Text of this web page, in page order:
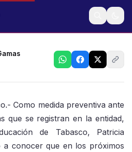
en el suministro eléctrico
Como medida preventiva ante
que se registran en la entidad,
de Tabasco, Patricia
a conocer que en los próximos